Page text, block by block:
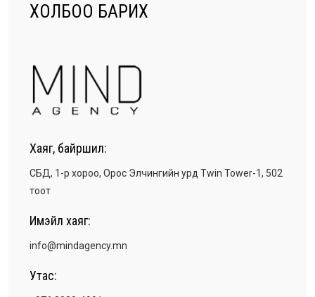
ХОЛБОО БАРИХ
Хаяг, байршил:
СБД, 1-р хороо, Орос Элчингийн урд Twin Tower-1, 502
тоот
Имэйл хаяг:
info@mindagency.mn
Утас: